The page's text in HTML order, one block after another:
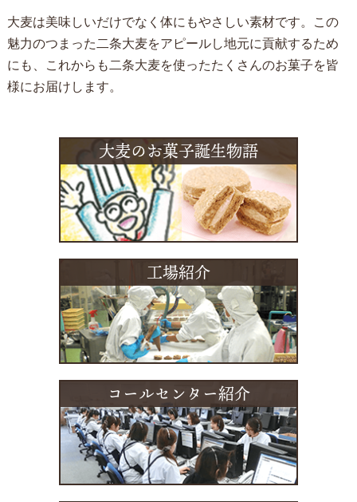
大麦は美味しいだけでなく体にもやさしい素材です。この
魅力のつまった二条大麦をアピールし地元に貢献するため
にも、これからも二条大麦を使ったたくさんのお菓子を皆
様にお届けします。
大麦のお菓子誕生物語
工場紹介
コールセンター紹介